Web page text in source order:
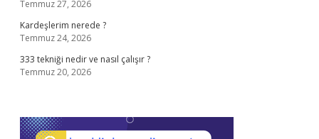
Temmuz 27, 2026
Kardeşlerim nerede ?
Temmuz 24, 2026
333 tekniği nedir ve nasıl çalışır ?
Temmuz 20, 2026